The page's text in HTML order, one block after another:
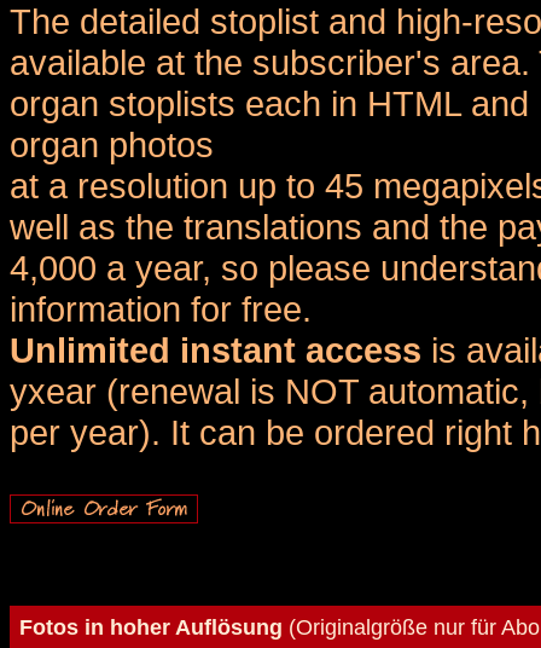
The detailed stoplist and high-
available at the subscriber's
organ stoplists each in HTML
organ photos
at a resolution up to 45
well as the translations and the
4,000 a year, so please
information for free.
Unlimited instant access is
yxear (renewal is NOT
per year). It can be ordered right
Fotos in hoher Auflösung (Originalgröße nur für